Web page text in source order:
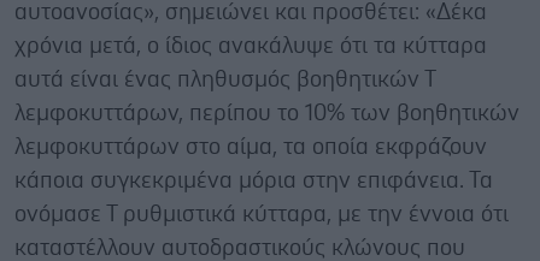
αυτοανοσίας», σημειώνει και προσθέτει: «Δέκα
χρόνια μετά, ο ίδιος ανακάλυψε ότι τα κύτταρα
αυτά είναι ένας πληθυσμός βοηθητικών Τ
λεμφοκυττάρων, περίπου το 10% των βοηθητικών
λεμφοκυττάρων στο αίμα, τα οποία εκφράζουν
κάποια συγκεκριμένα μόρια στην επιφάνεια. Τα
ονόμασε Τ ρυθμιστικά κύτταρα, με την έννοια ότι
καταστέλλουν αυτοδραστικούς κλώνους που